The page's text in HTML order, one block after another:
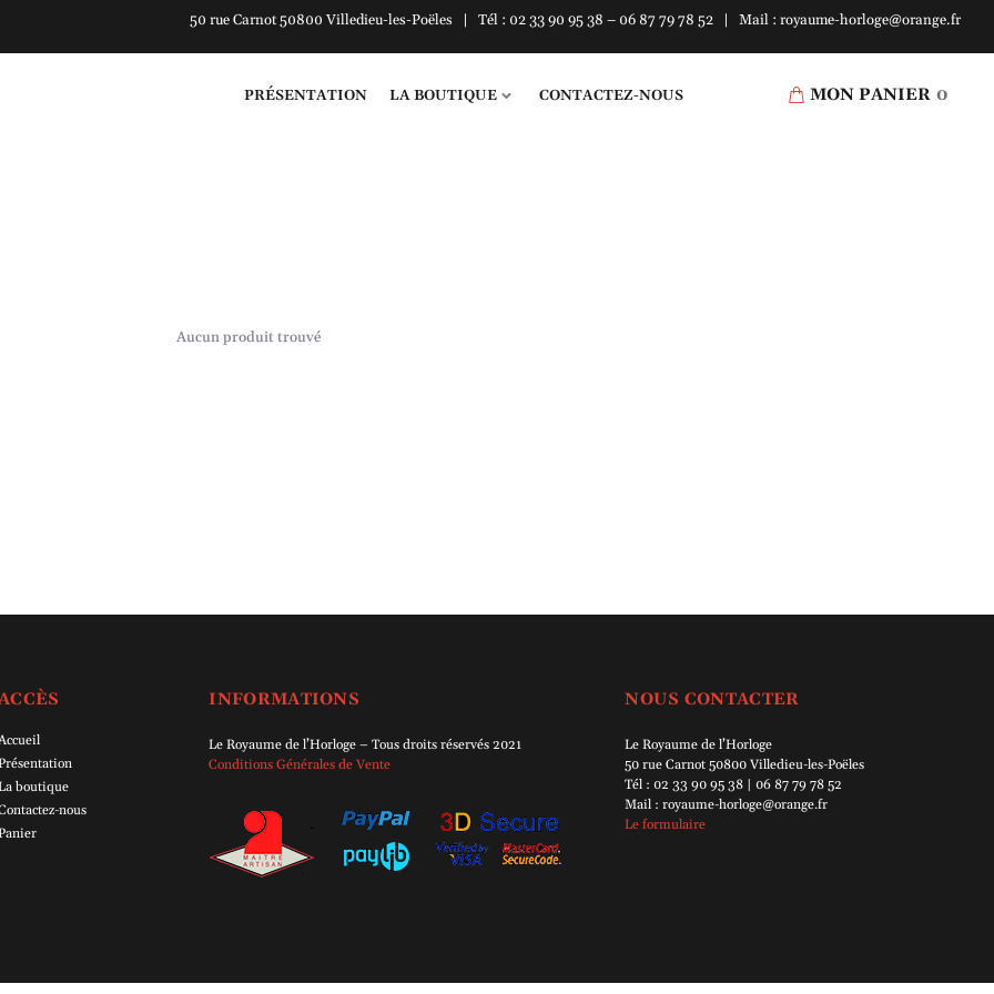
50 rue Carnot 50800 Villedieu-les-Poëles | Tél : 02 33 90 95 38 – 06 87 79 78 52 | Mail : royaume-horloge@orange.fr
PRÉSENTATION LA BOUTIQUE CONTACTEZ-NOUS MON PANIER 0
Aucun produit trouvé
boutique
nous
INFORMATIONS
Le Royaume de l’Horloge – Tous droits réservés 2021
Conditions Générales de Vente
NOUS CONTACTER
Le Royaume de l’Horloge
50 rue Carnot 50800 Villedieu-les-Poëles
Tél : 02 33 90 95 38 | 06 87 79 78 52
Mail : royaume-horloge@orange.fr
Le formulaire